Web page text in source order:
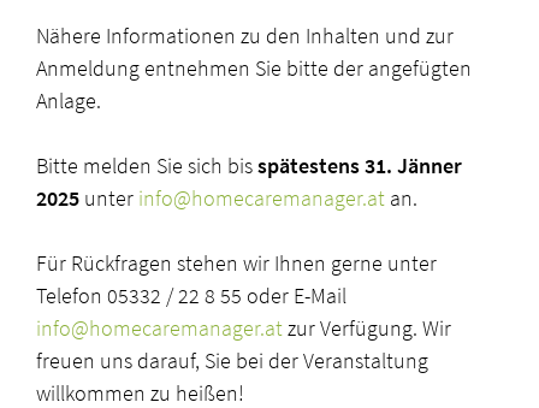
Nähere Informationen zu den Inhalten und zur
Anmeldung entnehmen Sie bitte der angefügten
Anlage.
Bitte melden Sie sich bisspätestens 31. Jänner
2025 unter info@homecaremanager.at an.
Für Rückfragen stehen wir Ihnen gerne unter
Telefon 05332 / 22 8 55 oder E-Mail
info@homecaremanager.atzur Verfügung. Wir
freuen uns darauf, Sie bei der Veranstaltung
willkommen zu heißen!